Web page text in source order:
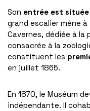
Son entrée est
grand escalier mène à
Cavernes, dédiée à la
consacrée à la
constituent les
en juillet 1865.
En 1870, le Muséum
indépendante. Il